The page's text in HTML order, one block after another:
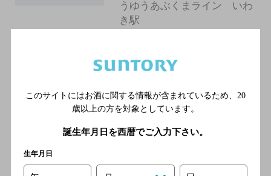
うゆうあぶくまライン いわ
き駅
北海居酒屋さんちゃん
ＪＲ常磐線 いわき駅／ＪＲ
磐越東線 いわき駅／ＪＲゆ
うゆうあぶくまライン いわ
このサイトにはお酒に関する情報が含まれているため、 20
歳以上の方を対象としています。
誕生年月日を西暦でご入力下さい。
生年月日